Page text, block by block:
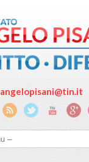
angelopisani@tin.it